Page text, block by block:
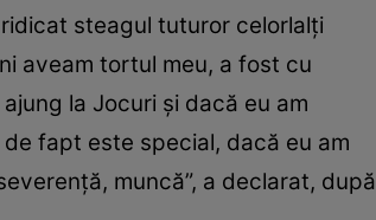
steagul tuturor celorlalţi
aveam tortul meu, a fost cu
la Jocuri şi dacă eu am
fapt este special, dacă eu am
muncă”, a declarat, după